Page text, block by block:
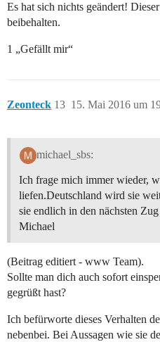
Es hat sich nichts geändert!
beibehalten.
1 „Gefällt mir“
Zeonteck 15. Mai 2016 um
13
michael_sbs:
Ich frage mich immer wieder,
liefen.Deutschland wird sie
sie endlich in den nächsten
Michael
(Beitrag editiert - www Team).
Sollte man dich auch sofort
gegrüßt hast?
Ich befürworte dieses Verhalten
nebenbei. Bei Aussagen wie sie